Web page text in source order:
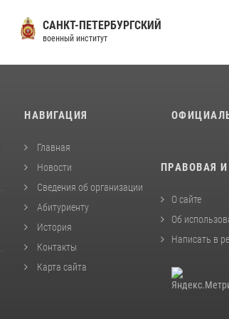
САНКТ-ПЕТЕРБУРГСКИЙ
военный институт
НАВИГАЦИЯ
Главная
Новости
Сведения об организации
Абитуриенту
История
Контакты
Карта сайта
ПРАВОВАЯ
О сайте
Об
Написать в